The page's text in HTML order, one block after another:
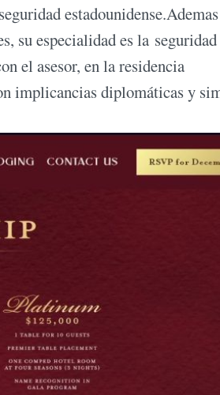
su especialidad es la
el asesor, en la residencia
implicancias diplomáticas y